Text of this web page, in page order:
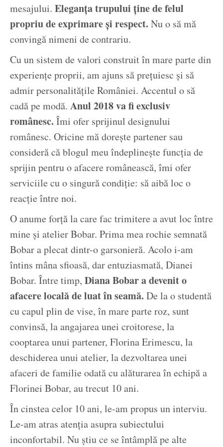
mesajului. Eleganța trupului ține de felul
propriu de exprimare și respect. Nu o să mă
convingă nimeni de contrariu.
Cu un sistem de valori construit în mare parte din
experiențe proprii, am ajuns să prețuiesc și să
admir personalitățile României. Accentul o să
cadă pe modă. Anul 2018 va fi exclusiv
românesc. Îmi ofer sprijinul designului
românesc. Oricine mă dorește partener sau
consideră că blogul meu îndeplinește funcția de
sprijin pentru o afacere românească, îmi ofer
serviciile cu o singură condiție: să aibă loc o
reacție între noi.
O anume forță la care fac trimitere a avut loc între
mine și atelier Bobar. Prima mea rochie semnată
Bobar a plecat dintr-o garsonieră. Acolo i-am
întins mâna sfioasă, dar entuziasmată, Dianei
Bobar. Între timp, Diana Bobar a devenit o
afacere locală de luat în seamă. De la o studentă
cu capul plin de vise, în mare parte roz, sunt
convinsă, la angajarea unei croitorese, la
cooptarea unui partener, Florina Erimescu, la
deschiderea unui atelier, la dezvoltarea unei
afaceri de familie odată cu alăturarea în echipă a
Florinei Bobar, au trecut 10 ani.
În cinstea celor 10 ani, le-am propus un interviu.
Le-am atras atenția asupra subiectului
inconfortabil. Nu știu ce se întâmplă pe alte